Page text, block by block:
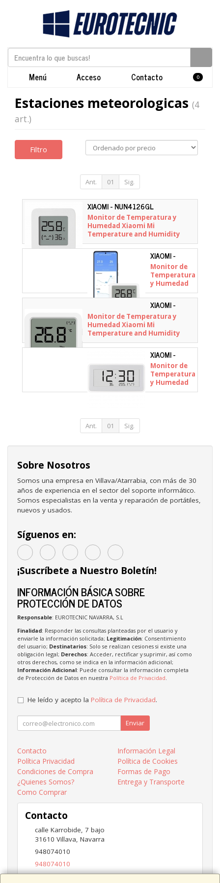
Menú Acceso Contacto 0
Estaciones meteorologicas (4
art.)
Filtro
Ant. 01 Sig.
XIAOMI - NUN4126GL
Monitor de Temperatura y
Humedad Xiaomi Mi
Temperature and Humidity
Monitor 2
XIAOMI -
QBH4312GL
Monitor de
Temperatura
y Humedad
Xiaomi
Xiaomi
Smart
Temperature
and
Humidity
Monitor 3
Mini
XIAOMI -
BHR9041GL
Monitor de Temperatura y
Humedad Xiaomi Mi
Temperature and Humidity
Monitor 3
XIAOMI -
BHR5435GL
Monitor de
Temperatura
y Humedad
Xiaomi
Ant. 01 Sig.
Sobre Nosotros
Somos una empresa en Villava/Atarrabia, con más de 30
años de experiencia en el sector del soporte informático.
Somos especialistas en la venta y reparación de portátiles,
nuevos y usados.
Síguenos en:
¡Suscríbete a Nuestro Boletín!
INFORMACIÓN BÁSICA SOBRE
PROTECCIÓN DE DATOS
Responsable: EUROTECNIC NAVARRA, S.L
Finalidad: Responder las consultas planteadas por el usuario y
enviarle la información solicitada; Legitimación: Consentimiento
del usuario; Destinatarios: Solo se realizan cesiones si existe una
obligación legal; Derechos: Acceder, rectificar y suprimir, así como
otros derechos, como se indica en la información adicional;
Información Adicional: Puede consultar la información completa
de Protección de Datos en nuestra Política de Privacidad
He leído y acepto la Política de Privacidad.
Enviar
Contacto
Información Legal
Política Privacidad
Política de Cookies
Condiciones de Compra
Formas de Pago
¿Quienes Somos?
Entrega y Transporte
Como Comprar
Contacto
calle Karrobide, 7 bajo
31610 Villava, Navarra
948074010
948074010
ventas@eurotecnic.com